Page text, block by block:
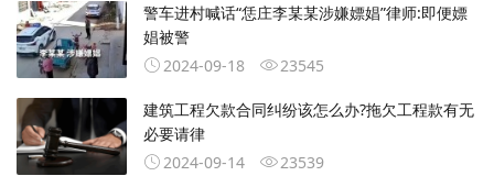
警车进村喊话“恁庄李某某涉嫌嫖娼”律师:即便嫖
娼被警
2024-09-18
23545
建筑工程欠款合同纠纷该怎么办?拖欠工程款有无
必要请律
2024-09-14
23539